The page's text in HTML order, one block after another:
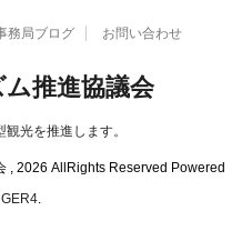
務局ブログ お問い合わせ
推進協議会
光を推進します。
, 2026 AllRights Reserved Powered
.